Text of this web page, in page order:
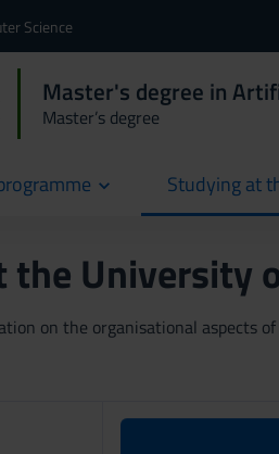
Science
Master's degree in
Master’s degree
Studying at
the University
on the organisational aspects